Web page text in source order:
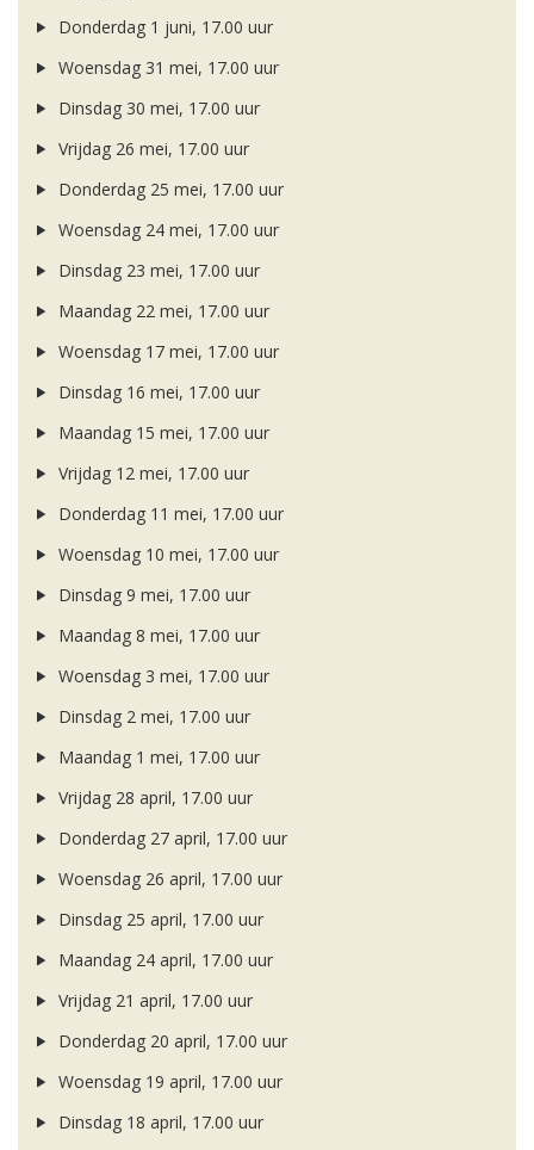
Donderdag 1 juni, 17.00 uur
Woensdag 31 mei, 17.00 uur
Dinsdag 30 mei, 17.00 uur
Vrijdag 26 mei, 17.00 uur
Donderdag 25 mei, 17.00 uur
Woensdag 24 mei, 17.00 uur
Dinsdag 23 mei, 17.00 uur
Maandag 22 mei, 17.00 uur
Woensdag 17 mei, 17.00 uur
Dinsdag 16 mei, 17.00 uur
Maandag 15 mei, 17.00 uur
Vrijdag 12 mei, 17.00 uur
Donderdag 11 mei, 17.00 uur
Woensdag 10 mei, 17.00 uur
Dinsdag 9 mei, 17.00 uur
Maandag 8 mei, 17.00 uur
Woensdag 3 mei, 17.00 uur
Dinsdag 2 mei, 17.00 uur
Maandag 1 mei, 17.00 uur
Vrijdag 28 april, 17.00 uur
Donderdag 27 april, 17.00 uur
Woensdag 26 april, 17.00 uur
Dinsdag 25 april, 17.00 uur
Maandag 24 april, 17.00 uur
Vrijdag 21 april, 17.00 uur
Donderdag 20 april, 17.00 uur
Woensdag 19 april, 17.00 uur
Dinsdag 18 april, 17.00 uur